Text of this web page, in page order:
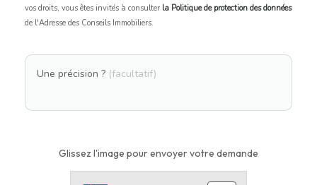
vos droits, vous êtes invités à consulter la Politique de protection des données
de l'Adresse des Conseils Immobiliers.
Une précision ? (facultatif)
Glissez l'image pour envoyer votre demande